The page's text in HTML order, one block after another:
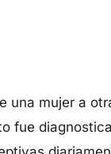
una mujer a
fue